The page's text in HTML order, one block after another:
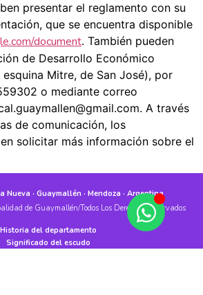
presentar el reglamento con su
que se encuentra disponible
document. También pueden
de Desarrollo Económico
Mitre, de San José), por
o mediante correo
A través
de comunicación, los
solicitar más información sobre el
Nueva · Guaymallén · Mendoza · Argentina
de Guaymallén/Todos Los Derechos Reservados
Historia del departamento
Significado del escudo